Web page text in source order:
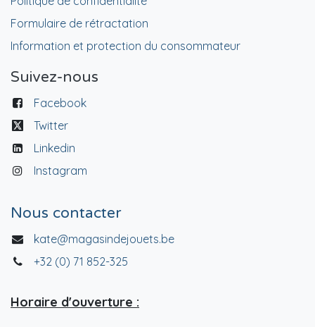
Formulaire de rétractation
Information et protection du consommateur
Suivez-nous
Facebook
Twitter
Linkedin
Instagram
Nous contacter
kate@magasindejouets.be
+32 (0) 71 852-325
Horaire d'ouverture :